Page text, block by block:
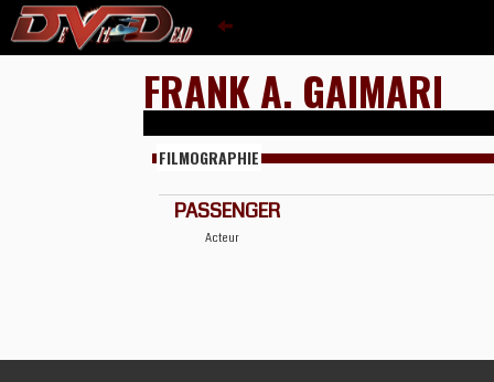
FRANK A. GAIMARI
FILMOGRAPHIE
PASSENGER
Acteur